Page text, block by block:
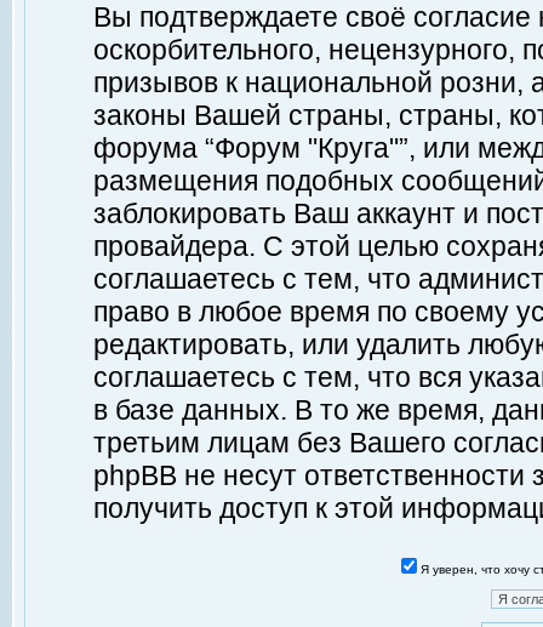
Вы подтверждаете своё
оскорбительного, нецензурного,
призывов к национальной
законы Вашей страны, страны,
форума “Форум "Круга"”, или
размещения подобных
заблокировать Ваш аккаунт и
провайдера. С этой целью
соглашаетесь с тем, что
право в любое время по своему
редактировать, или удалить
соглашаетесь с тем, что вся
в базе данных. В то же время,
третьим лицам без Вашего
phpBB не несут ответственности
получить доступ к этой
Я уверен, что хочу